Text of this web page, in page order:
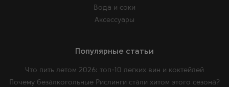
Вода и соки
Аксессуары
Популярные статьи
Что пить летом 2026: топ-10 легких вин и коктейлей
Почему безалкогольные Рислинги стали хитом этого сезона?